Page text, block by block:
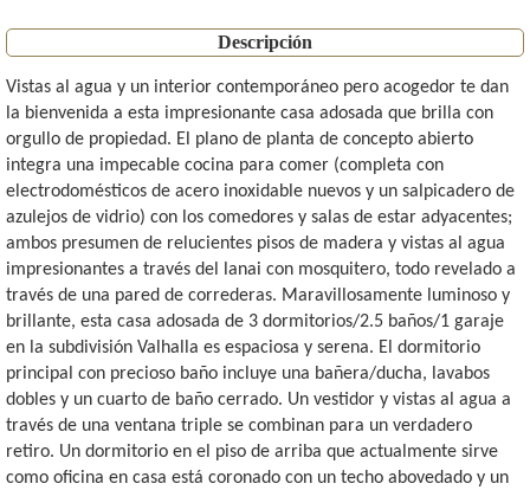
Descripción
Vistas al agua y un interior contemporáneo pero acogedor te dan
la bienvenida a esta impresionante casa adosada que brilla con
orgullo de propiedad. El plano de planta de concepto abierto
integra una impecable cocina para comer (completa con
electrodomésticos de acero inoxidable nuevos y un salpicadero de
azulejos de vidrio) con los comedores y salas de estar adyacentes;
ambos presumen de relucientes pisos de madera y vistas al agua
impresionantes a través del lanai con mosquitero, todo revelado a
través de una pared de correderas. Maravillosamente luminoso y
brillante, esta casa adosada de 3 dormitorios/2.5 baños/1 garaje
en la subdivisión Valhalla es espaciosa y serena. El dormitorio
principal con precioso baño incluye una bañera/ducha, lavabos
dobles y un cuarto de baño cerrado. Un vestidor y vistas al agua a
través de una ventana triple se combinan para un verdadero
retiro. Un dormitorio en el piso de arriba que actualmente sirve
como oficina en casa está coronado con un techo abovedado y un